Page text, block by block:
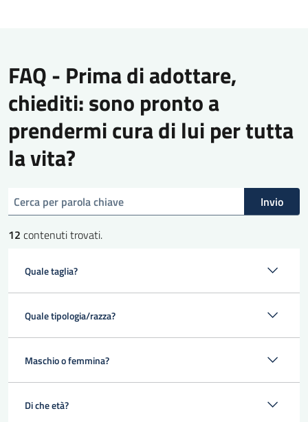
FAQ - Prima di adottare,
chiediti: sono pronto a
prendermi cura di lui per tutta
la vita?
cerca Invio
12 contenuti trovati.
Quale taglia?
Quale tipologia/razza?
Maschio o femmina?
Di che età?